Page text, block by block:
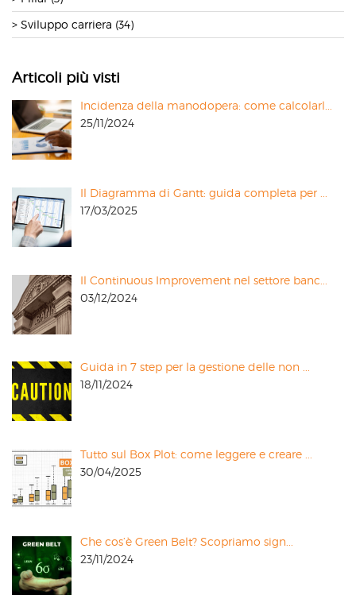
Sviluppo carriera (34)
Articoli più visti
Incidenza della manodopera: come calcolarl...
25/11/2024
Il Diagramma di Gantt: guida completa per ...
17/03/2025
Il Continuous Improvement nel settore banc...
03/12/2024
Guida in 7 step per la gestione delle non ...
18/11/2024
Tutto sul Box Plot: come leggere e creare ...
30/04/2025
Che cos’è Green Belt? Scopriamo sign...
23/11/2024